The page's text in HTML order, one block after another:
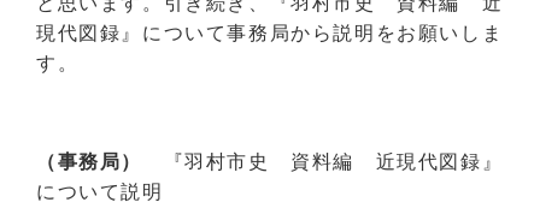
現代図録』について事務局から説明をお願いしま
す。
（事務局）
『羽村市史 資料編 近現代図録』
について説明